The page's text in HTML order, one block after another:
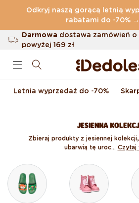
Przejdź do treści
Odkryj naszą gorącą letnią
rabatami do -70% →
(32.815 Opinie)
Darmowa dostawa zamówień o
powyżej169 zł
Możliwość zwrotu w ciągu 100
Letnia wyprzedaż do -70%
JESIENNA
Zbieraj produkty z jesiennej
ubarwią tę uroc... Czytaj